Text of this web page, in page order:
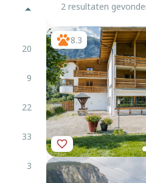
20
9
22
33
3
2 resultaten
8.3